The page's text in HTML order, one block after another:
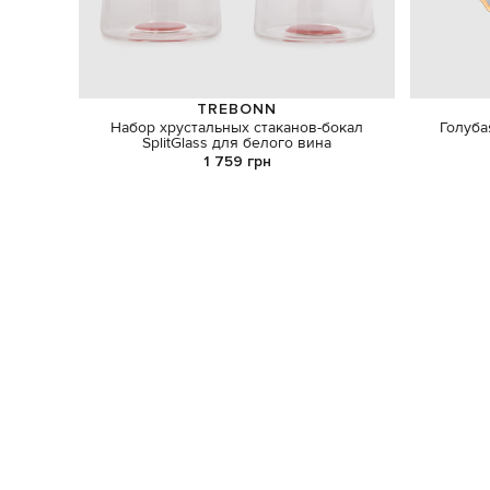
TREBONN
Набор хрустальных стаканов-бокал
SplitGlass для белого вина
1 759 грн